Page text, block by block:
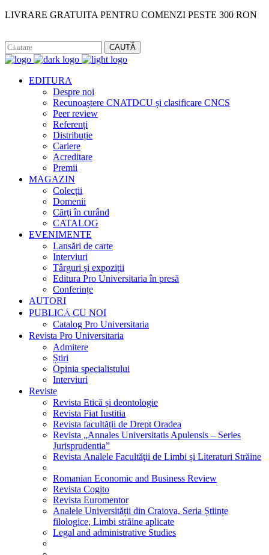
LIVRARE GRATUITA PENTRU COMENZI PESTE 300 RON
CAUTĂ
EDITURA
Despre noi
Recunoaștere CNATDCU și clasificare CNCS
Peer review
Referenți
Distribuție
Cariere
Acreditare
Premii
MAGAZIN
Colecții
Domenii
Cărţi în curând
CATALOG
EVENIMENTE
Lansări de carte
Interviuri
Târguri și expoziții
Editura Pro Universitaria în presă
Conferințe
AUTORI
PUBLICĂ CU NOI
Catalog Pro Universitaria
Revista Pro Universitaria
Admitere
Știri
Opinia specialistului
Interviuri
Reviste
Revista Etică și deontologie
Revista Fiat Iustitia
Revista facultății de Drept Oradea
Revista „Annales Universitatis Apulensis – Series
Jurisprudentia”
Revista Analele Facultăţii de Limbi și Literaturi Străine
Romanian Economic and Business Review
Revista Cogito
Revista Euromentor
Analele Universității din Craiova, Seria Științe
filologice, Limbi străine aplicate
Legal and administrative Studies